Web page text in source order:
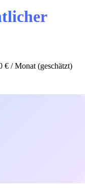
€ / Monat (geschätzt)